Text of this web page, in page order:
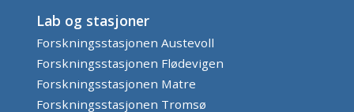
Lab og stasjoner
Forskningsstasjonen Austevoll
Forskningsstasjonen Flødevigen
Forskningsstasjonen Matre
Forskningsstasjonen Tromsø